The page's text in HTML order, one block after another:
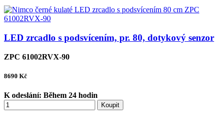
LED zrcadlo s podsvícením, pr. 80, dotykový senzor
ZPC 61002RVX-90
8690 Kč
K odeslání: Během 24 hodin
Koupit